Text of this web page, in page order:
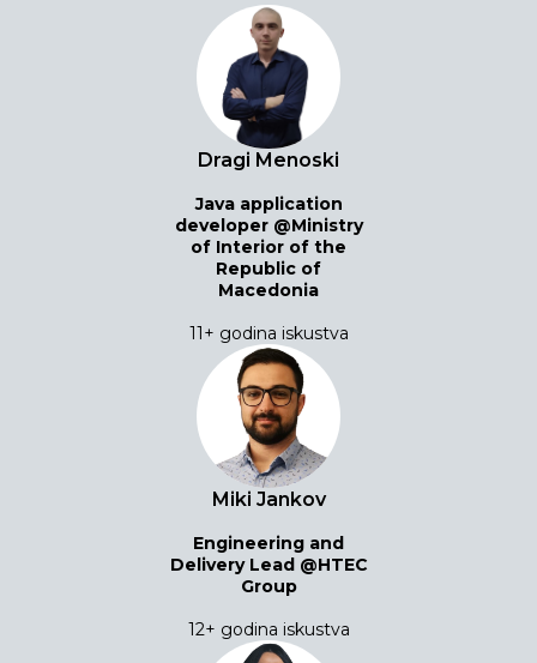
Dragi Menoski
Java application
developer @Ministry
of Interior of the
Republic of
Macedonia
11+ godina iskustva
Miki Jankov
Engineering and
Delivery Lead @HTEC
Group
12+ godina iskustva